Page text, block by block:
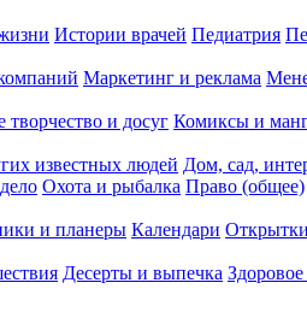
Истории врачей Педиатрия
Маркетинг и реклама
творчество и досуг Комиксы и
известных людей Дом, сад,
Охота и рыбалка Право (общее)
и планеры Календари
Десерты и выпечка